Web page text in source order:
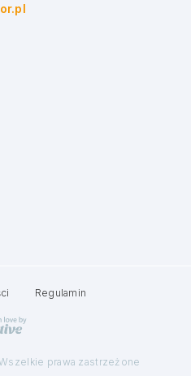
Regulamin
prawa zastrzeżone